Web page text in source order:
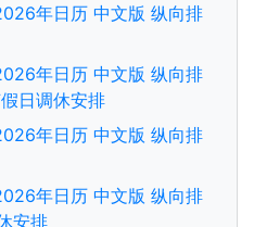
年日历 中文版 纵向排
年日历 中文版 纵向排
日调休安排
年日历 中文版 纵向排
年日历 中文版 纵向排
安排